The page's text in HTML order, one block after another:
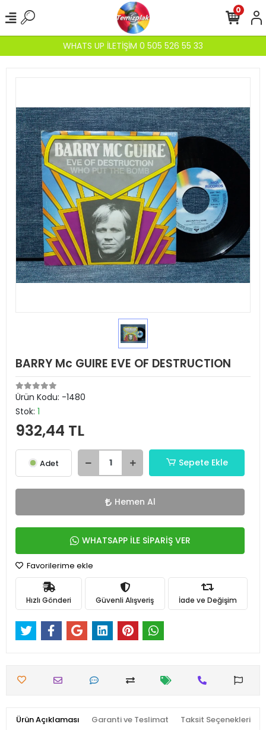
WHATS UP İLETİŞİM 0 505 526 55 33
0
BARRY Mc GUIRE EVE OF DESTRUCTION
Ürün Kodu: -1480
Stok: 1
932,44 TL
Adet Sepete Ekle
Hemen Al
WHATSAPP İLE SİPARİŞ VER
Favorilerime ekle
Hızlı Gönderi Güvenli Alışveriş İade ve Değişim
Ürün Açıklaması Garanti ve Teslimat Taksit Seçenekleri